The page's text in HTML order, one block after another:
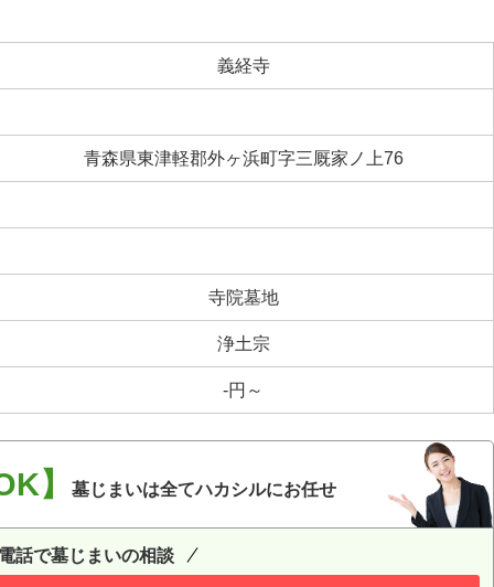
義経寺
青森県東津軽郡外ヶ浜町字三厩家ノ上76
寺院墓地
浄土宗
-円～
】 墓じまいは全てハカシルにお任せ
話で墓じまいの相談